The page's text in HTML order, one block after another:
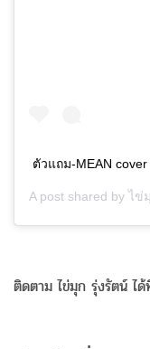
ตัวแถม-MEAN
A post shared byไข่
ติดตาม ไข่มุก รุ่งรัตน์ ไ